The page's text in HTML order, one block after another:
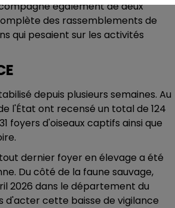
également de deux
des rassemblements de
qui pesaient sur les activités
depuis plusieurs semaines. Au
l'État ont recensé un total de 124
foyers d'oiseaux captifs ainsi que
dernier foyer en élevage a été
Du côté de la faune sauvage,
2026 dans le département du
d'acter cette baisse de vigilance